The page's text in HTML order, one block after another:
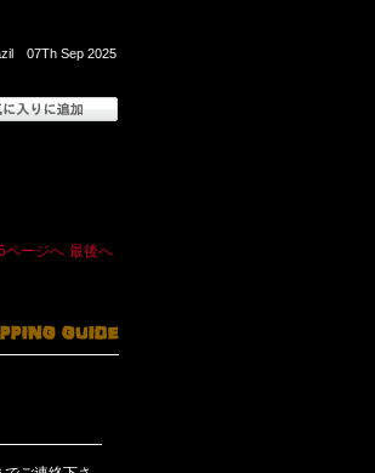
07Th Sep 2025
ページへ 最後へ